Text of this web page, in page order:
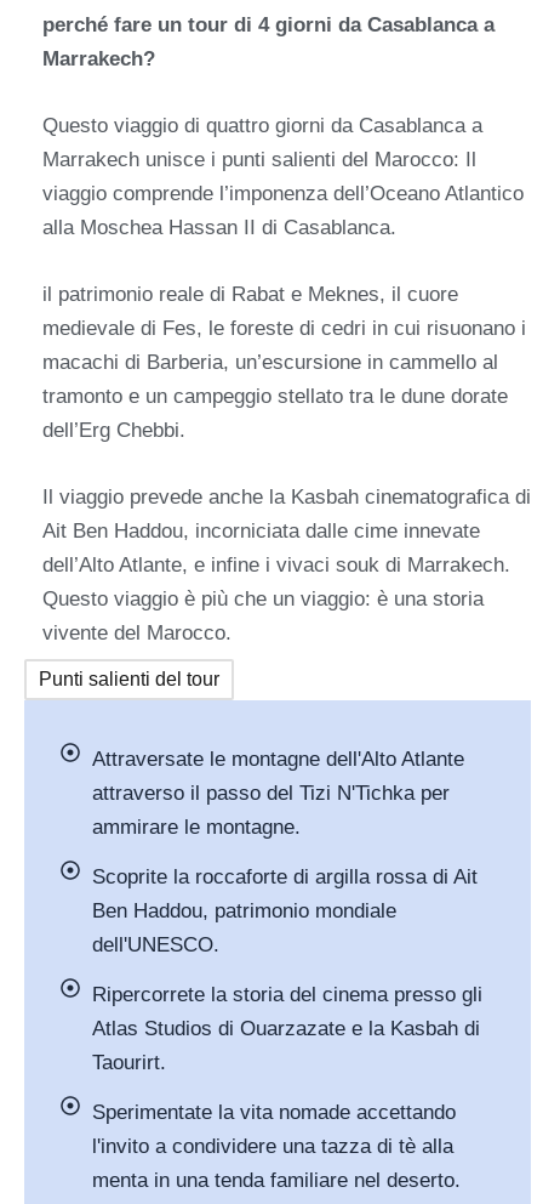
perché fare un tour di 4 giorni da Casablanca a
Marrakech?
Questo viaggio di quattro giorni da Casablanca a
Marrakech unisce i punti salienti del Marocco: Il
viaggio comprende l’imponenza dell’Oceano Atlantico
alla Moschea Hassan II di Casablanca.
il patrimonio reale di Rabat e Meknes, il cuore
medievale di Fes, le foreste di cedri in cui risuonano i
macachi di Barberia, un’escursione in cammello al
tramonto e un campeggio stellato tra le dune dorate
dell’Erg Chebbi.
Il viaggio prevede anche la Kasbah cinematografica di
Ait Ben Haddou, incorniciata dalle cime innevate
dell’Alto Atlante, e infine i vivaci souk di Marrakech.
Questo viaggio è più che un viaggio: è una storia
vivente del Marocco.
Punti salienti del tour
Attraversate le montagne dell'Alto Atlante
attraverso il passo del Tizi N'Tichka per
ammirare le montagne.
Scoprite la roccaforte di argilla rossa di Ait
Ben Haddou, patrimonio mondiale
dell'UNESCO.
Ripercorrete la storia del cinema presso gli
Atlas Studios di Ouarzazate e la Kasbah di
Taourirt.
Sperimentate la vita nomade accettando
l'invito a condividere una tazza di tè alla
menta in una tenda familiare nel deserto.